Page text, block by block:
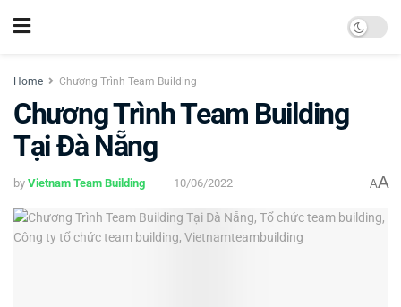
Home Chương Trình Team Building
Chương Trình Team Building
Tại Đà Nẵng
by Vietnam Team Building 10/06/2022 AA